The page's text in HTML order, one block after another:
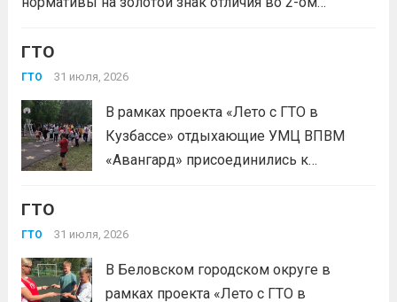
физкультурно-спортивного комплекса
млн человек по всей стране проверили свои силы в
испытаниях ГТО. Приказ...
ГТО
ГТО 31 июля, 2026
В рамках проекта «Лето с ГТО в
Кузбассе» отдыхающие УМЦ ВПВМ
«Авангард» присоединились к
«Авангарда» не просто проверкой
праздником спорта.Поддерживая друг
ГТО
ГТО 31 июля, 2026
В Беловском городском округе в
рамках проекта «Лето с ГТО в